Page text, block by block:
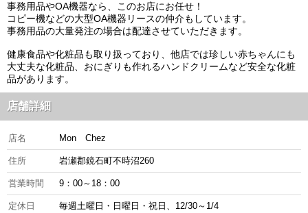
事務用品やOA機器なら、このお店にお任せ！
コピー機などの大型OA機器リースの仲介もしています。
事務用品の大量発注の場合は配達させていただきます。
健康食品や化粧品も取り扱っており、他店では珍しい赤ちゃんにも
大丈夫な化粧品、おにぎりも作れるハンドクリームなど安全な化粧
品があります。
店舗詳細
店名 Mon Chez
住所 岩瀬郡鏡石町不時沼260
営業時間 9：00～18：00
定休日 毎週土曜日・日曜日・祝日、12/30～1/4